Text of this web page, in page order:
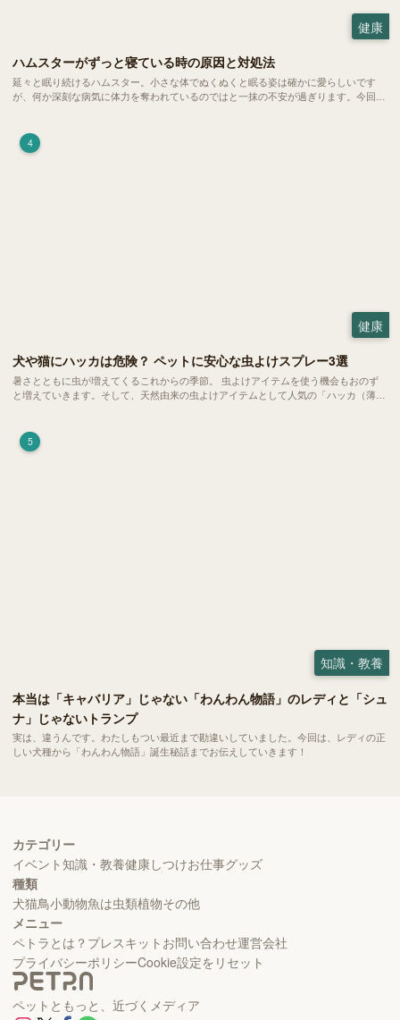
健康
ハムスターがずっと寝ている時の原因と対処法
延々と眠り続けるハムスター。小さな体でぬくぬくと眠る姿は確かに愛らしいです
が、何か深刻な病気に体力を奪われているのではと一抹の不安が過ぎります。今回
4
健康
犬や猫にハッカは危険？ ペットに安心な虫よけスプレー3選
暑さとともに虫が増えてくるこれからの季節。 虫よけアイテムを使う機会もおのず
と増えていきます。そして、天然由来の虫よけアイテムとして人気の「ハッカ（薄
5
知識・教養
本当は「キャバリア」じゃない「わんわん物語」のレディと「シュ
ナ」じゃないトランプ
実は、違うんです。わたしもつい最近まで勘違いしていました。今回は、レディの正
しい犬種から「わんわん物語」誕生秘話までお伝えしていきます！
カテゴリー
イベント知識・教養健康しつけお仕事グッズ
種類
犬猫鳥小動物魚は虫類植物その他
メニュー
ペトラとは？ プレスキット お問い合わせ運営会社
プライバシーポリシーCookie設定をリセット
ペットともっと、近づくメディア